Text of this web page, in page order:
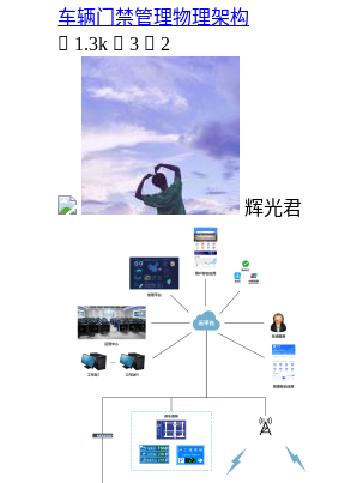
车辆门禁管理物理架构
 1.3k  3  2
辉光君